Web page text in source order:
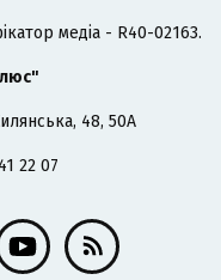
медіа - R40-02163.
48, 50А
22 07